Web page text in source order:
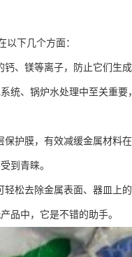
以下几个方面：
钙、镁等离子，防止它们生
统、锅炉水处理中至关重
保护膜，有效减缓金属材料
到青睐。
轻松去除金属表面、器皿上
品中，它是不错的助手。